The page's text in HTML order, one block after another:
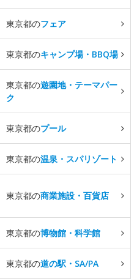
東京都のフェア
東京都のキャンプ場・BBQ場
東京都の遊園地・テーマパー
ク
東京都のプール
東京都の温泉・スパリゾート
東京都の商業施設・百貨店
東京都の博物館・科学館
東京都の道の駅・SA/PA